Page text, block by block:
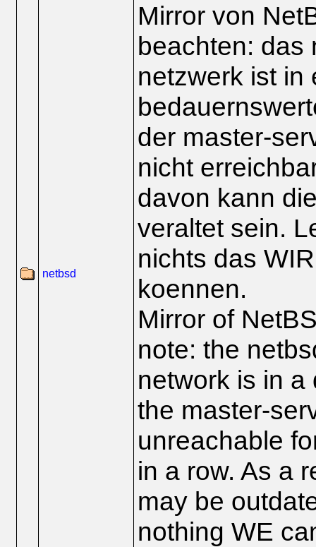
netbsd
Mirror von
beachten: das
netzwerk ist in
der master-
nicht
davon kann
veraltet sein.
nichts das
koennen.
Mirror of
note: the
network is in a
the master-
unreachable
in a row. As a
may be
nothing WE